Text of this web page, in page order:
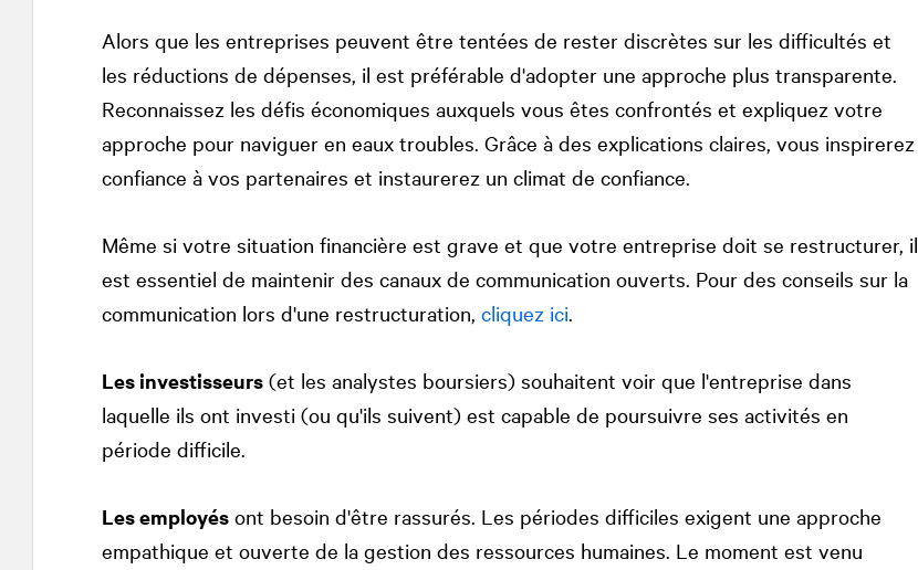
Alors que les entreprises peuvent être tentées de rester discrètes sur les difficultés et
les réductions de dépenses, il est préférable d'adopter une approche plus transparente.
Reconnaissez les défis économiques auxquels vous êtes confrontés et expliquez votre
approche pour naviguer en eaux troubles. Grâce à des explications claires, vous inspirerez
confiance à vos partenaires et instaurerez un climat de confiance.
Même si votre situation financière est grave et que votre entreprise doit se restructurer, il
est essentiel de maintenir des canaux de communication ouverts. Pour des conseils sur la
communication lors d'une restructuration, cliquez ici.
Les investisseurs(et les analystes boursiers) souhaitent voir que l'entreprise dans
laquelle ils ont investi (ou qu'ils suivent) est capable de poursuivre ses activités en
période difficile.
Les employésont besoin d'être rassurés. Les périodes difficiles exigent une approche
empathique et ouverte de la gestion des ressources humaines. Le moment est venu